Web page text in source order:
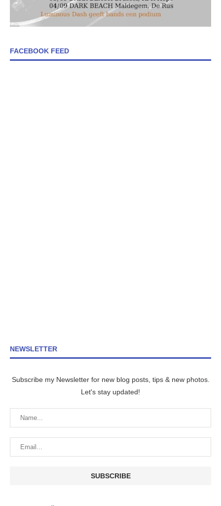
FACEBOOK FEED
NEWSLETTER
Subscribe my Newsletter for new blog posts, tips & new photos.
Let's stay updated!